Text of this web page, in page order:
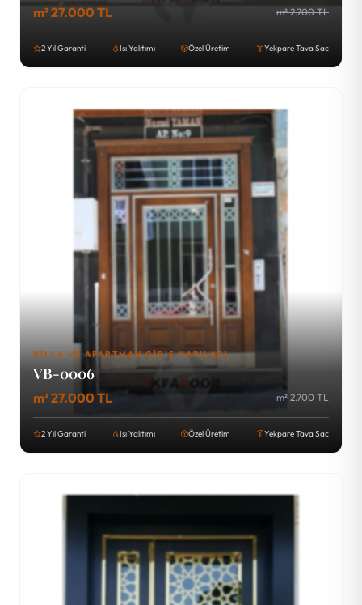
m² 27.000 TL m² 2.700 TL
2 Yıl Garanti Isı Yalıtımı Özel Üretim Yekpare Tava Sac
VILLA VE APARTMAN GIRIŞ KAPILARI
VB-0006
m² 27.000 TL m² 2.700 TL
2 Yıl Garanti Isı Yalıtımı Özel Üretim Yekpare Tava Sac